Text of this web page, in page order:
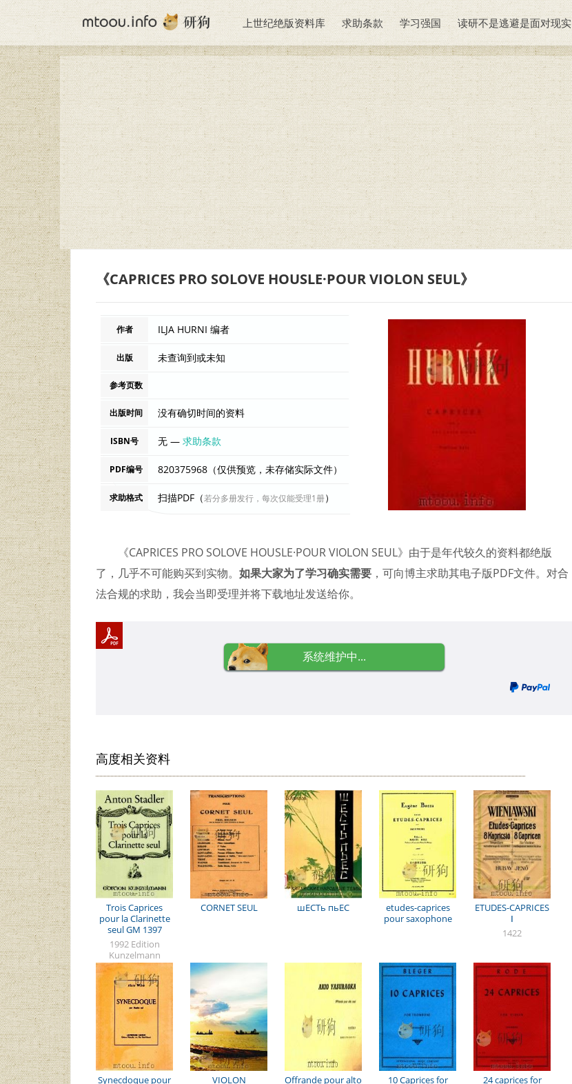
上世纪绝版资料库 求助条款 学习强国 读研不是逃避是面对现实
《CAPRICES PRO SOLOVE HOUSLE·POUR VIOLON SEUL》
作者 ILJA HURNI 编者
出版 未查询到或未知
参考页数
出版时间 没有确切时间的资料
ISBN号 无 —求助条款
PDF编号 820375968（仅供预览，未存储实际文件）
求助格式 扫描PDF（若分多册发行，每次仅能受理1册）
《CAPRICES PRO SOLOVE HOUSLE·POUR VIOLON SEUL》由于是年代较久的资料都绝版
了，几乎不可能购买到实物。 如果大家为了学习确实需要 ，可向博主求助其电子版PDF文件。对合
法合规的求助，我会当即受理并将下载地址发送给你。
系统维护中...
高度相关资料
Trois Caprices
pour la Clarinette
seul GM 1397
1992 Edition
Kunzelmann
Gmbh
CORNET SEUL шECTь пьEC
etudes-caprices
pour saxophone
ETUDES-CAPRICES
Ⅰ
1422
Synecdoque pour
VIOLON
Offrande pour alto
10 Caprices for
24 caprices for